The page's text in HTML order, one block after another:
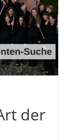
der